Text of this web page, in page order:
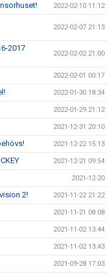
2022-02-10 11:12
2022-02-07 21:13
2017
2022-02-02 21:00
2022-02-01 00:17
2022-01-30 18:34
2022-01-29 21:12
2021-12-31 20:10
2021-12-22 15:13
2021-12-21 09:54
2021-12-20
2! 2021-11-22 21:22
2021-11-21 08:08
2021-11-02 13:44
2021-11-02 13:43
2021-09-28 17:03